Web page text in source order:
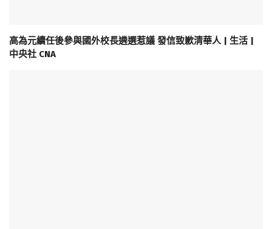
高為元續任後參與國外校長遴選惹議 發信致歉清華人 | 生活 |
中央社 CNA